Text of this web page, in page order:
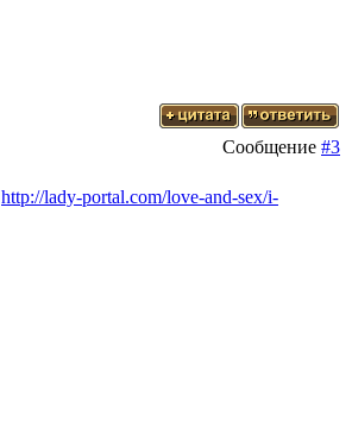
Сообщение #3
http://lady-portal.com/love-and-sex/i-